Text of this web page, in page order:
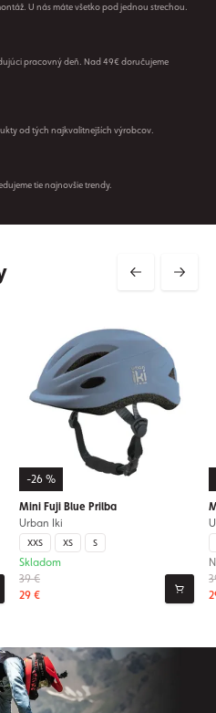
U nás máte všetko pod jednou strechou.
pracovný deň. Nad 49€ doručujeme
od tých najkvalitnejších výrobcov.
tie najnovšie trendy.
-26 %
Mini Fuji Blue Prilba
Urban Iki
XXS XS S
39 €
29 €
Skladom